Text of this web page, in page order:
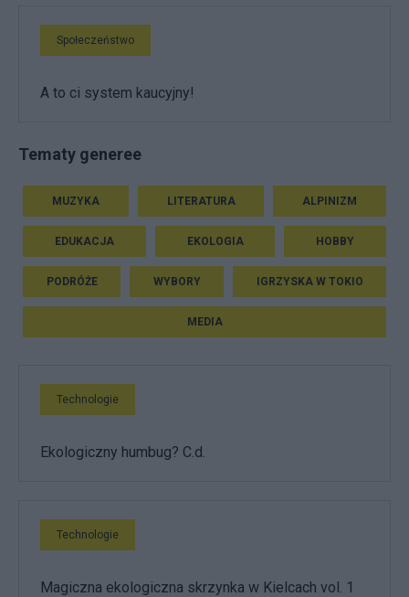
Społeczeństwo
A to ci system kaucyjny!
Tematy generee
MUZYKA LITERATURA ALPINIZM
EDUKACJA EKOLOGIA HOBBY
PODRÓŻE WYBORY IGRZYSKA W TOKIO
MEDIA
Technologie
Ekologiczny humbug? C.d.
Technologie
Magiczna ekologiczna skrzynka w Kielcach vol. 1